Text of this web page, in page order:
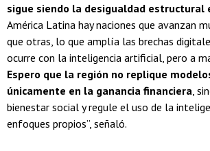
sigue siendo la desigualdad estructural
América Latina hay naciones que avanzan
que otras, lo que amplía las brechas
ocurre con la inteligencia artificial, pero a
Espero que la región no replique
únicamente en la ganancia financiera ,
bienestar social y regule el uso de la
enfoques propios”, señaló.